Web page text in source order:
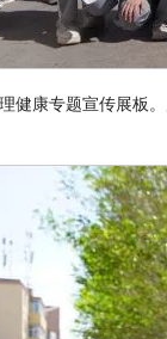
健康专题宣传展板